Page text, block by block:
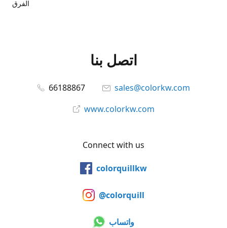
الفرق
اتصل بنا
66188867
sales@colorkw.com
www.colorkw.com
Connect with us
colorquillkw
@colorquill
واتساب